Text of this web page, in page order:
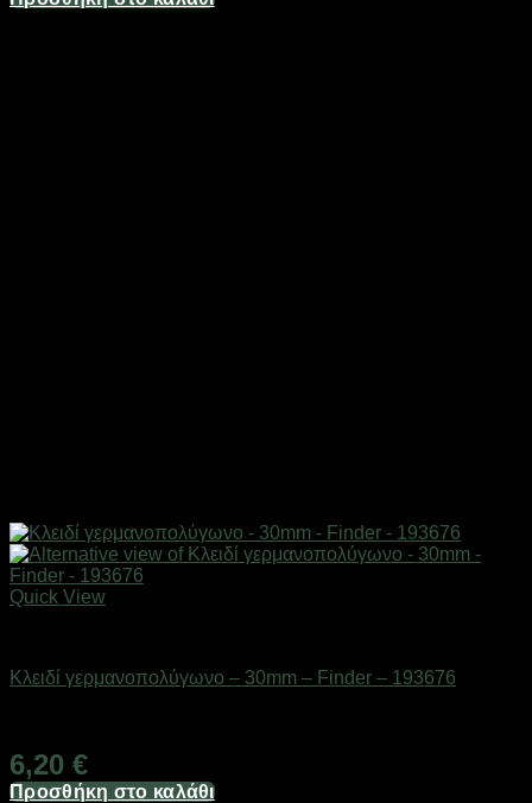
Quick View
Κλειδί γερμανοπολύγωνο – 30mm – Finder – 193676
6,20 €
Προσθήκη στο καλάθι